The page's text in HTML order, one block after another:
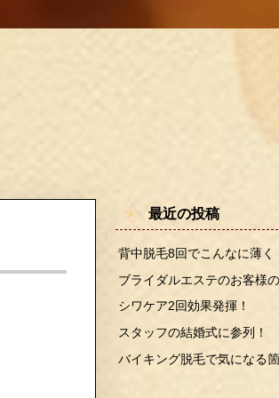
最近の投稿
背中脱毛8回でこんなに薄く
ブライダルエステのお客様
シワケア2回効果発揮！
スタッフの結婚式に参列！
バイキング脱毛で気になる箇